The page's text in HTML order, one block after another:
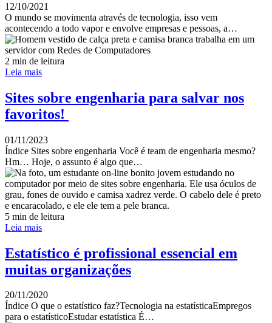
12/10/2021
O mundo se movimenta através de tecnologia, isso vem
acontecendo a todo vapor e envolve empresas e pessoas, a…
2 min de leitura
Leia mais
Sites sobre engenharia para salvar nos
favoritos!
01/11/2023
Índice Sites sobre engenharia Você é team de engenharia mesmo?
Hm… Hoje, o assunto é algo que…
5 min de leitura
Leia mais
Estatístico é profissional essencial em
muitas organizações
20/11/2020
Índice O que o estatístico faz?Tecnologia na estatísticaEmpregos
para o estatísticoEstudar estatística É…